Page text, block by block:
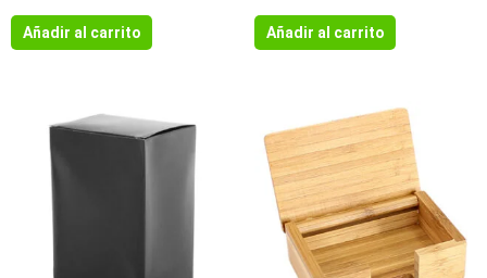
Añadir al carrito Añadir al carrito